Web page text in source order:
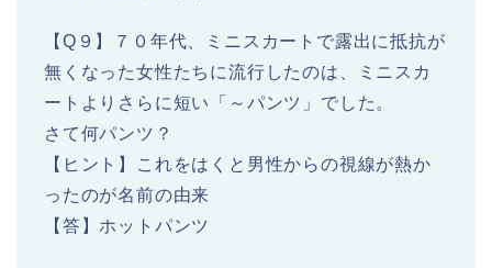
【Q９】７０年代、ミニスカートで露出に抵抗が
無くなった女性たちに流行したのは、ミニスカ
ートよりさらに短い「～パンツ」でした。
さて何パンツ？
【ヒント】これをはくと男性からの視線が熱か
ったのが名前の由来
【答】ホットパンツ